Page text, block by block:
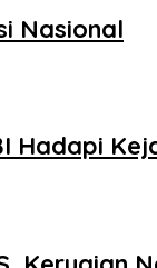
Nasional
Hadapi